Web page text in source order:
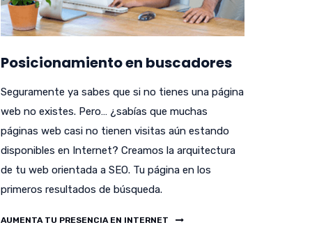
Posicionamiento en buscadores
Seguramente ya sabes que si no tienes una página
web no existes. Pero… ¿sabías que muchas
páginas web casi no tienen visitas aún estando
disponibles en Internet? Creamos la arquitectura
de tu web orientada a SEO. Tu página en los
primeros resultados de búsqueda.
AUMENTA TU PRESENCIA EN INTERNET